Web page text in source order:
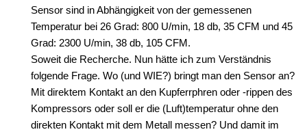
Sensor sind in Abhängigkeit von der gemessenen
Temperatur bei 26 Grad: 800 U/min, 18 db, 35 CFM und 45
Grad: 2300 U/min, 38 db, 105 CFM.
Soweit die Recherche. Nun hätte ich zum Verständnis
folgende Frage. Wo (und WIE?) bringt man den Sensor an?
Mit direktem Kontakt an den Kupferrphren oder -rippen des
Kompressors oder soll er die (Luft)temperatur ohne den
direkten Kontakt mit dem Metall messen? Und damit im